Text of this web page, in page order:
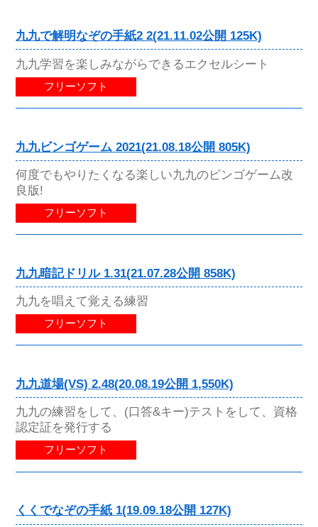
九九で解明なぞの手紙2 2(21.11.02公開 125K)
九九学習を楽しみながらできるエクセルシート
フリーソフト
九九ビンゴゲーム 2021(21.08.18公開 805K)
何度でもやりたくなる楽しい九九のビンゴゲーム改
良版!
フリーソフト
九九暗記ドリル 1.31(21.07.28公開 858K)
九九を唱えて覚える練習
フリーソフト
九九道場(VS) 2.48(20.08.19公開 1,550K)
九九の練習をして、(口答&キー)テストをして、資格
認定証を発行する
フリーソフト
くくでなぞの手紙 1(19.09.18公開 127K)